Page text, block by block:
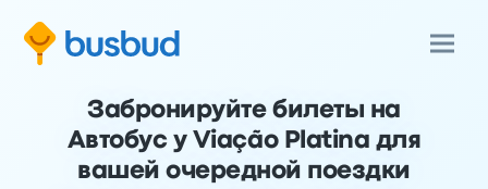
Забронируйте билеты на
Автобус у Viação Platina для
вашей очередной поездки